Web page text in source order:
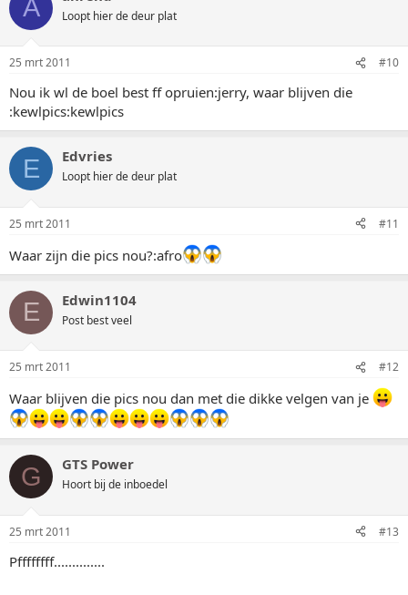
A Loopt hier de deur plat
25 mrt 2011 #10
Nou ik wl de boel best ff opruien:jerry, waar blijven die
:kewlpics:kewlpics
E Edvries
Loopt hier de deur plat
25 mrt 2011 #11
Waar zijn die pics nou?:afro
E Edwin1104
Post best veel
25 mrt 2011 #12
Waar blijven die pics nou dan met die dikke velgen van je
G GTS Power
Hoort bij de inboedel
25 mrt 2011 #13
Pffffffff..............